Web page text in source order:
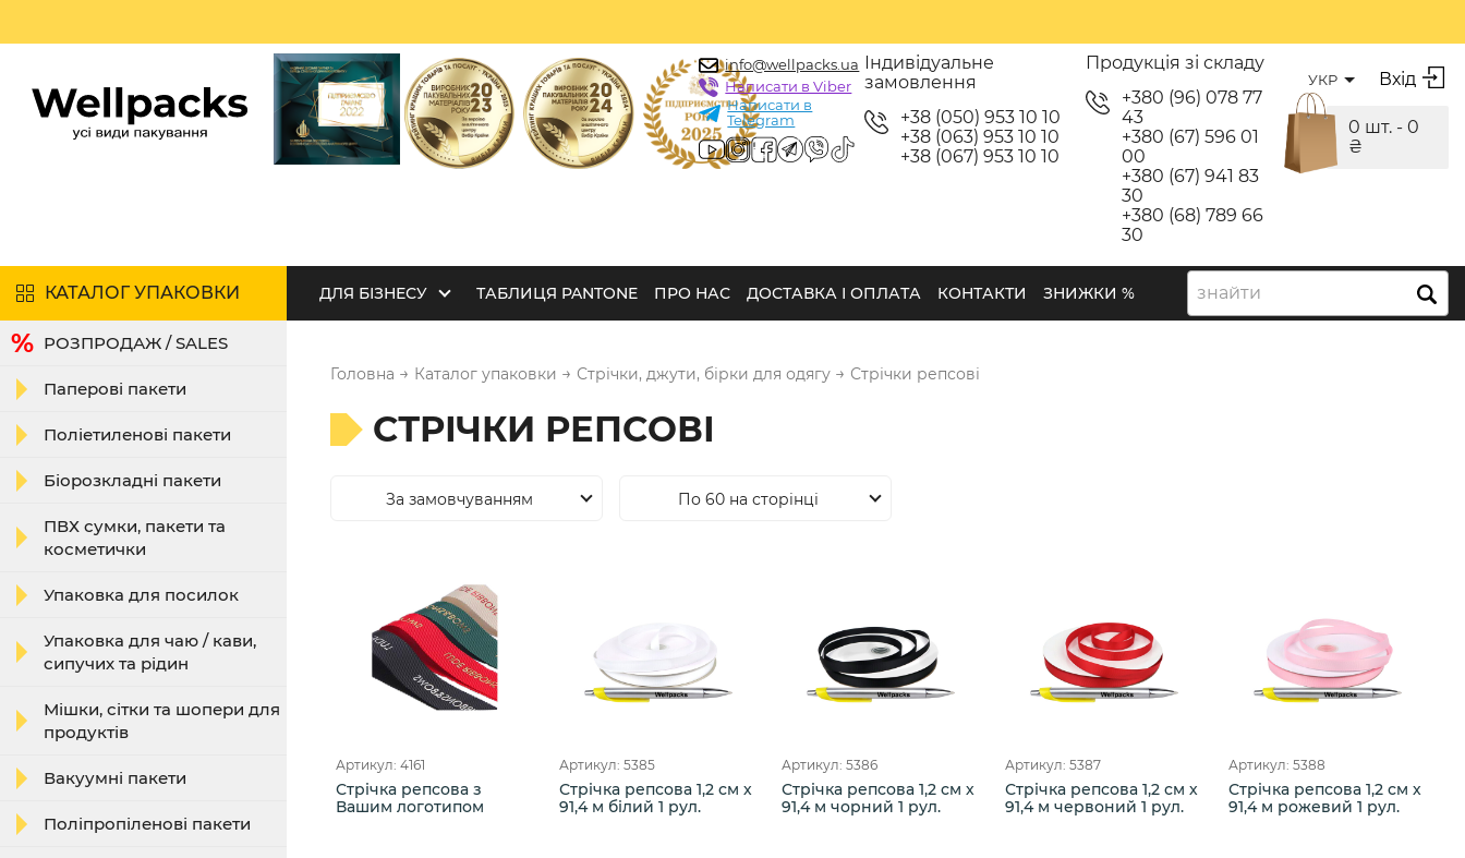
info@wellpacks.ua
Написати в Viber
Написати в
Telegram
Індивідуальне
замовлення
+38 (050) 953 10 10
+38 (063) 953 10 10
+38 (067) 953 10 10
Продукція зі складу
+380 (96) 078 77
43
+380 (67) 596 01
00
+380 (67) 941 83
30
+380 (68) 789 66
30
УКР Вхід
0 шт. - 0
₴
КАТАЛОГ УПАКОВКИ ДЛЯ БІЗНЕСУ ТАБЛИЦЯ PANTONE ПРО НАС ДОСТАВКА І ОПЛАТА КОНТАКТИ ЗНИЖКИ % знайти
РОЗПРОДАЖ / SALES
Паперові пакети
Поліетиленові пакети
Біорозкладні пакети
ПВХ сумки, пакети та
косметички
Упаковка для посилок
Упаковка для чаю / кави,
сипучих та рідин
Мішки, сітки та шопери для
продуктів
Вакуумні пакети
Поліпропіленові пакети
Головна → Каталог упаковки → Стрічки, джути, бірки для одягу → Стрічки репсові
СТРІЧКИ РЕПСОВІ
За замовчуванням По 60 на сторінці
Артикул: 4161
Стрічка репсова з
Вашим логотипом
Артикул: 5385
Стрічка репсова 1,2 см х
91,4 м білий 1 рул.
Артикул: 5386
Стрічка репсова 1,2 см х
91,4 м чорний 1 рул.
Артикул: 5387
Стрічка репсова 1,2 см х
91,4 м червоний 1 рул.
Артикул: 5388
Стрічка репсова 1,2 см х
91,4 м рожевий 1 рул.